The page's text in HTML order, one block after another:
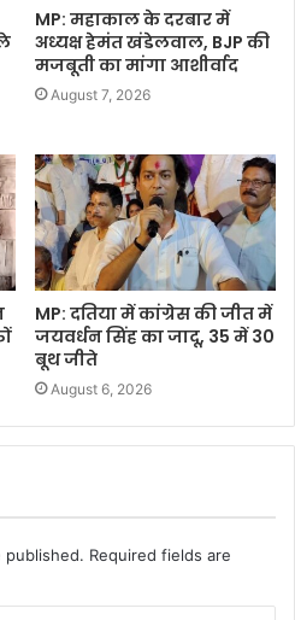
MP: महाकाल के दरबार में
अध्यक्ष हेमंत खंडेलवाल, BJP की
मजबूती का मांगा आशीर्वाद
August 7, 2026
MP: दतिया में कांग्रेस की जीत में
जयवर्धन सिंह का जादू, 35 में 30
बूथ जीते
August 6, 2026
published. Required fields are